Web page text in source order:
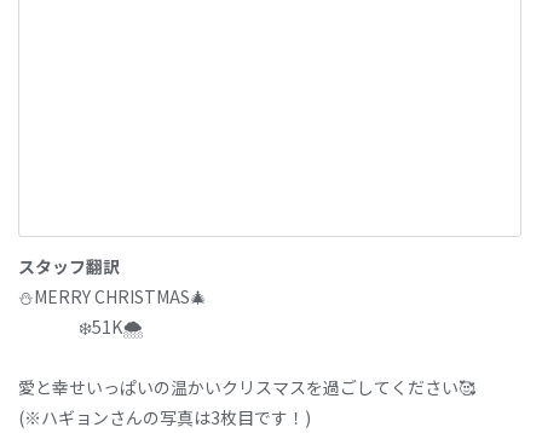
スタッフ翻訳
⛄MERRY CHRISTMAS🎄
⠀⠀⠀⠀⠀❄️51K🌨️
愛と幸せいっぱいの温かいクリスマスを過ごしてください🥰
(※ハギョンさんの写真は3枚目です！)